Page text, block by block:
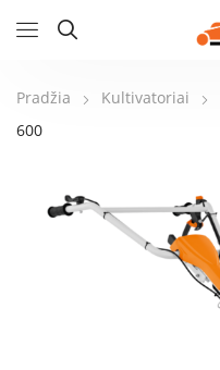
Pradžia Kultivatoriai
600